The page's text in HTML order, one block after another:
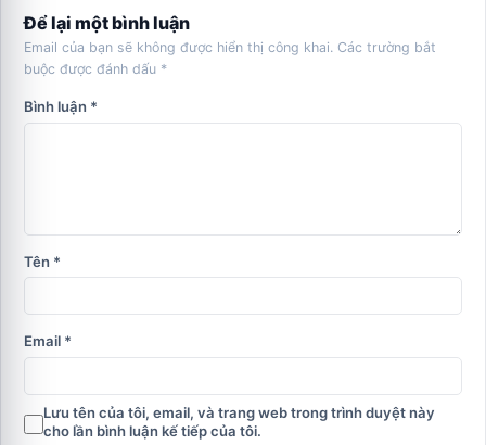
Để lại một bình luận
Email của bạn sẽ không được hiển thị công khai. Các trường bắt
buộc được đánh dấu *
Bình luận *
Tên *
Email *
Lưu tên của tôi, email, và trang web trong trình duyệt này
cho lần bình luận kế tiếp của tôi.